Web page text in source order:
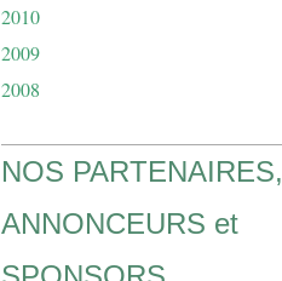
2010
2009
2008
NOS PARTENAIRES,
ANNONCEURS et